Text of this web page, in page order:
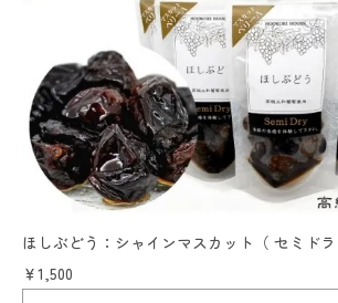
ほしぶどう：シャインマスカット（ セミドラ
￥1,500